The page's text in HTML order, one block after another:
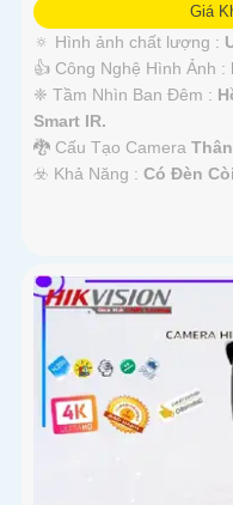
Giá
🔅 Hình ảnh chất lượng :
👍 Công Nghệ Hình Ảnh :
❈ Tầm Nhìn Ban Đêm :
Smart IR.
🐉️ Cấu Tạo Camera
️☣️ Khả Năng : Có Đèn